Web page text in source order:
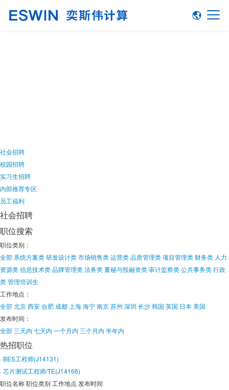
社会招聘
校园招聘
实习生招聘
内部推荐专区
员工福利
社会招聘
职位搜索
职位类别：
全部 系统方案类研发设计类市场销售类运营类品质管理类项目管理类 财务类 人力
资源类信息技术类品牌管理类法务类董秘与投融资类审计监察类公共事务类行政
类管理培训生
工作地点：
全部北京西安合肥 成都 上海海宁南京苏州 深圳 长沙韩国 英国 日本美国
发布时间：
全部 三天内 七天内 一个月内 三个月内 半年内
热招职位
· BES工程师(J14131)
· 芯片测试工程师/TE(J14166)
职位名称职位类别 工作地点 发布时间